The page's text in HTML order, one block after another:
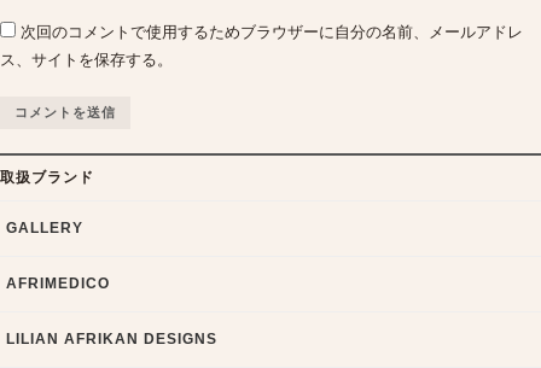
次回のコメントで使用するためブラウザーに自分の名前、メールアドレ
ス、サイトを保存する。
取扱ブランド
GALLERY
AFRIMEDICO
LILIAN AFRIKAN DESIGNS